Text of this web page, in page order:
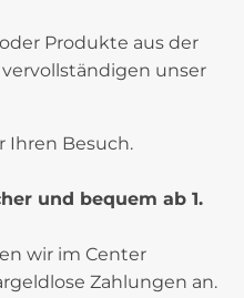
Produkte aus der
unser
Ihren Besuch.
und bequem ab 1.
wir im Center
Zahlungen an.